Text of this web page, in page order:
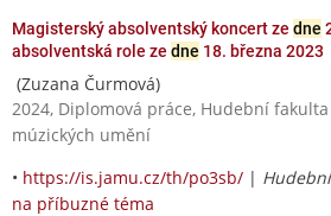
Magisterský absolventský koncert ze dne
absolventská role ze dne 18. března 2023
(Zuzana Čurmová)
2024, Diplomová práce, Hudební
múzických umění
• https://is.jamu.cz/th/po3sb/ |
na příbuzné téma